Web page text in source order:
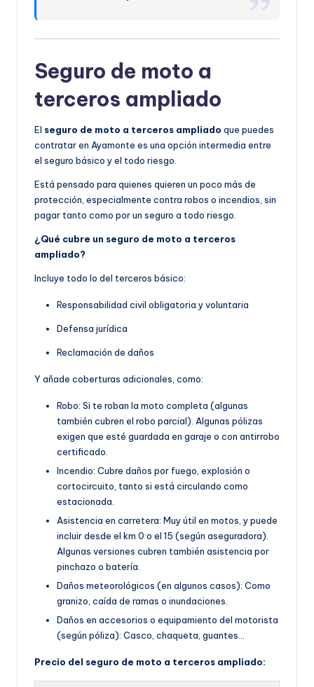
Seguro de moto a
terceros ampliado
El seguro de moto a terceros ampliado que puedes
contratar en Ayamonte es una opción intermedia entre
el seguro básico y el todo riesgo.
Está pensado para quienes quieren un poco más de
protección, especialmente contra robos o incendios, sin
pagar tanto como por un seguro a todo riesgo.
¿Qué cubre un seguro de moto a terceros
ampliado?
Incluye todo lo del terceros básico:
Responsabilidad civil obligatoria y voluntaria
Defensa jurídica
Reclamación de daños
Y añade coberturas adicionales, como:
Robo: Si te roban la moto completa (algunas
también cubren el robo parcial). Algunas pólizas
exigen que esté guardada en garaje o con antirrobo
certificado.
Incendio: Cubre daños por fuego, explosión o
cortocircuito, tanto si está circulando como
estacionada.
Asistencia en carretera: Muy útil en motos, y puede
incluir desde el km 0 o el 15 (según aseguradora).
Algunas versiones cubren también asistencia por
pinchazo o batería.
Daños meteorológicos (en algunos casos): Como
granizo, caída de ramas o inundaciones.
Daños en accesorios o equipamiento del motorista
(según póliza): Casco, chaqueta, guantes…
Precio del seguro de moto a terceros ampliado: